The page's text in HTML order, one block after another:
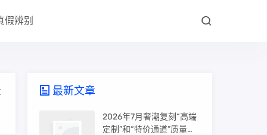
假辨别
最新文章
2026年7月奢潮复刻“高端
定制”和“特价通道”质量差